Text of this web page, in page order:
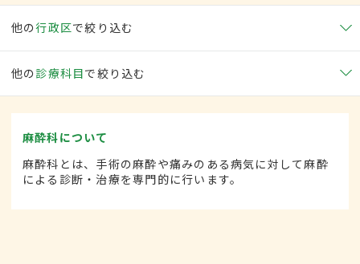
他の行政区で絞り込む
他の 診療科目で絞り込む
麻酔科について
麻酔科とは、手術の麻酔や痛みのある病気に対して麻酔
による診断・治療を専門的に行います。